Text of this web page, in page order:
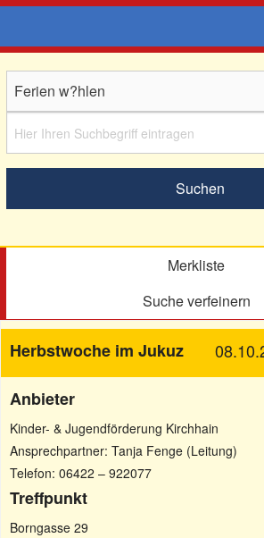
NAVIGATION
Merkliste
Suche verfeinern
Herbstwoche im Jukuz
Anbieter
Kinder- & Jugendförderung Kirchhain
Ansprechpartner: Tanja Fenge (Leitung)
Telefon: 06422 – 922077
Treffpunkt
Borngasse 29